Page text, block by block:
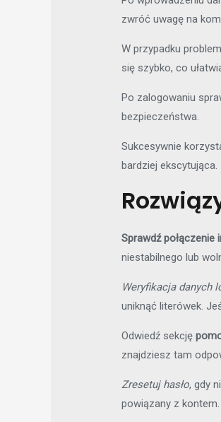
zwróć uwagę na
W przypadku
się szybko, co
Po zalogowaniu
bezpieczeństwa.
Sukcesywnie
bardziej ekscytująca.
Sprawdź połączenie
niestabilnego lub
Weryfikacja danych
uniknąć literówek.
Odwiedź sekcję
znajdziesz tam
Zresetuj hasło, gdy
powiązany z